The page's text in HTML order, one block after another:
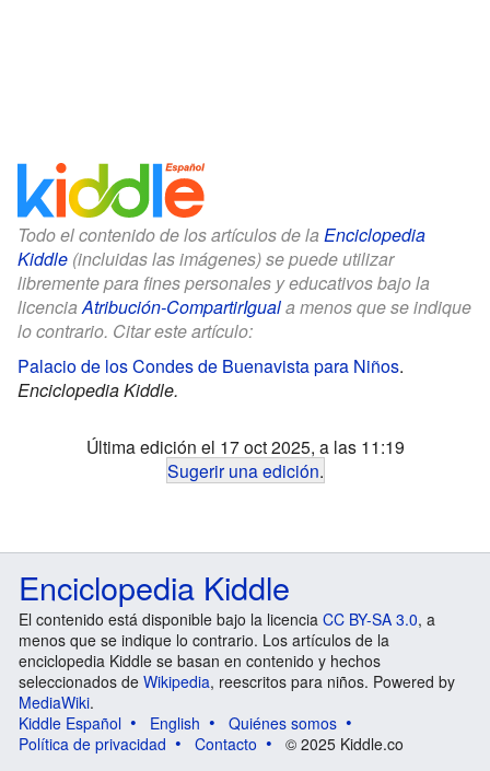
Todo el contenido de los artículos de la Enciclopedia
Kiddle (incluidas las imágenes) se puede utilizar
libremente para fines personales y educativos bajo la
licenciaAtribución-CompartirIguala menos que se indique
lo contrario. Citar este artículo:
Palacio de los Condes de Buenavista para Niños.
Enciclopedia Kiddle.
Última edición el 17 oct 2025, a las 11:19
Sugerir una edición.
Enciclopedia Kiddle
El contenido está disponible bajo la licencia CC BY-SA 3.0, a
menos que se indique lo contrario. Los artículos de la
enciclopedia Kiddle se basan en contenido y hechos
seleccionados de Wikipedia, reescritos para niños. Powered by
MediaWiki.
Kiddle Español
English
Quiénes somos
Política de privacidad
Contacto © 2025 Kiddle.co